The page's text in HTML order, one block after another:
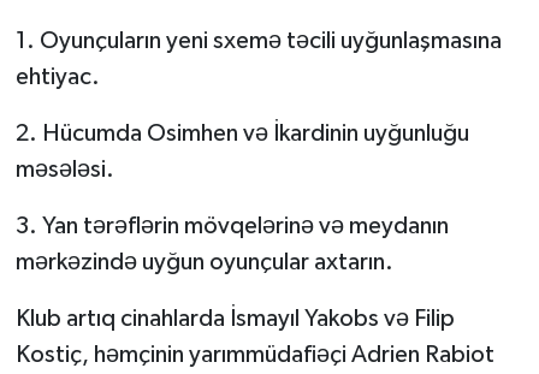
1. Oyunçuların yeni sxemə təcili uyğunlaşmasına
ehtiyac.
2. Hücumda Osimhen və İkardinin uyğunluğu
məsələsi.
3. Yan tərəflərin mövqelərinə və meydanın
mərkəzində uyğun oyunçular axtarın.
Klub artıq cinahlarda İsmayıl Yakobs və Filip
Kostiç, həmçinin yarımmüdafiəçi Adrien Rabiot